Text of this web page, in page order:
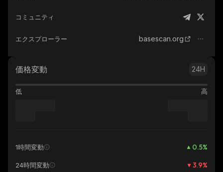
コミュニティ
エクスプローラー basescan.org
価格変動 24H
低 高
1時間変動 0.5%
24時間変動 3.9%